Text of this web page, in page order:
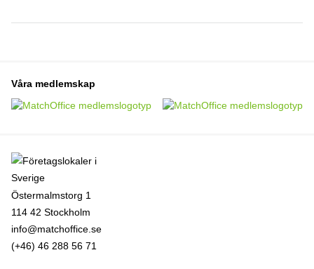
Våra medlemskap
Östermalmstorg 1
114 42 Stockholm
info@matchoffice.se
(+46) 46 288 56 71